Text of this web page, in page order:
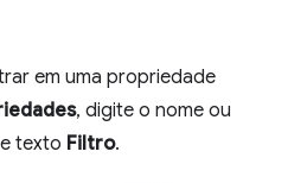
em uma propriedade
, digite o nome ou
texto Filtro.